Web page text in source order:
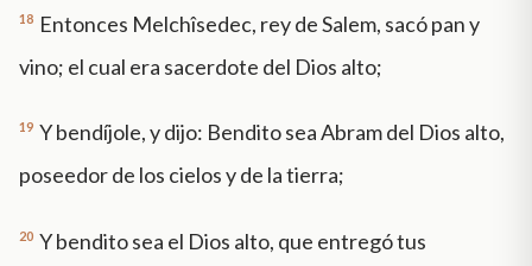
18 Entonces Melchîsedec, rey de Salem, sacó pan y
vino; el cual era sacerdote del Dios alto;
19 Y bendíjole, y dijo: Bendito sea Abram del Dios alto,
poseedor de los cielos y de la tierra;
20 Y bendito sea el Dios alto, que entregó tus